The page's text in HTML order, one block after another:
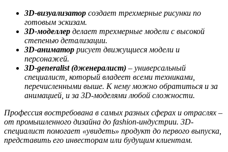
3D-визуализатор создает трехмерные рисунки по
готовым эскизам.
3D-моделлер делает трехмерные модели с высокой
степенью детализации.
3D-аниматор рисует движущиеся модели и
персонажей.
3D-generalist (дженералист) – универсальный
специалист, который владеет всеми техниками,
перечисленными выше. К нему можно обратиться и за
анимацией, и за 3D-моделями любой сложности.
Профессия востребована в самых разных сферах и отраслях –
от промышленного дизайна до fashion-индустрии. 3D-
специалист помогает «увидеть» продукт до первого выпуска,
представить его инвесторам или будущим клиентам.